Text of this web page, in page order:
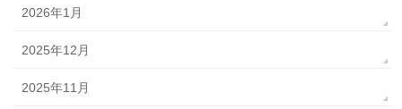
2026年1月
2025年12月
2025年11月